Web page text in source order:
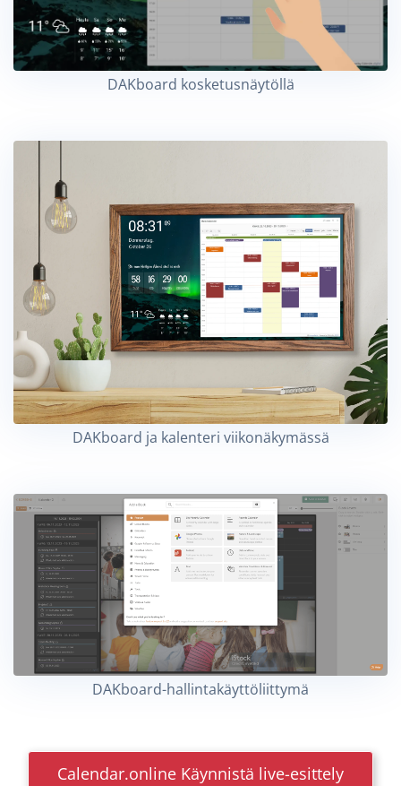
DAKboard kosketusnäytöllä
DAKboard ja kalenteri viikonäkymässä
DAKboard-hallintakäyttöliittymä
Calendar.online Käynnistä live-esittely